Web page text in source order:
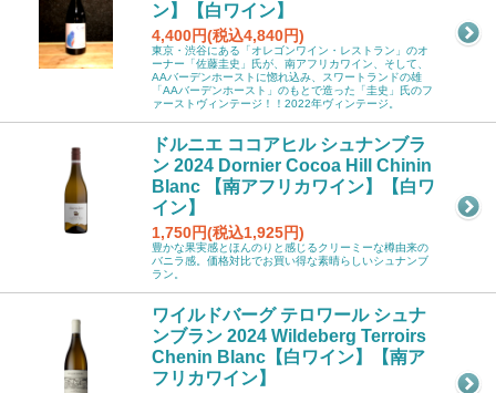
ン】【白ワイン】
4,400円(税込4,840円)
東京・渋谷にある「オレゴンワイン・レストラン」のオ
ーナー「佐藤圭史」氏が、南アフリカワイン、そして、
AAバーデンホーストに惚れ込み、スワートランドの雄
「AAバーデンホースト」のもとで造った「圭史」氏のフ
ァーストヴィンテージ！！2022年ヴィンテージ。
ドルニエ ココアヒル シュナンブラ
ン 2024 Dornier Cocoa Hill Chinin
Blanc 【南アフリカワイン】【白ワ
イン】
1,750円(税込1,925円)
豊かな果実感とほんのりと感じるクリーミーな樽由来の
バニラ感。価格対比でお買い得な素晴らしいシュナンブ
ラン。
ワイルドバーグ テロワール シュナ
ンブラン 2024 Wildeberg Terroirs
Chenin Blanc【白ワイン】【南ア
フリカワイン】